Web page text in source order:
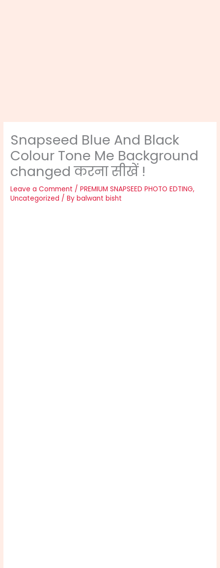
Snapseed Blue And Black
Colour Tone Me Background
changed करना सीखें !
Leave a Comment /PREMIUM SNAPSEED PHOTO EDTING,
Uncategorized / Bybalwant bisht